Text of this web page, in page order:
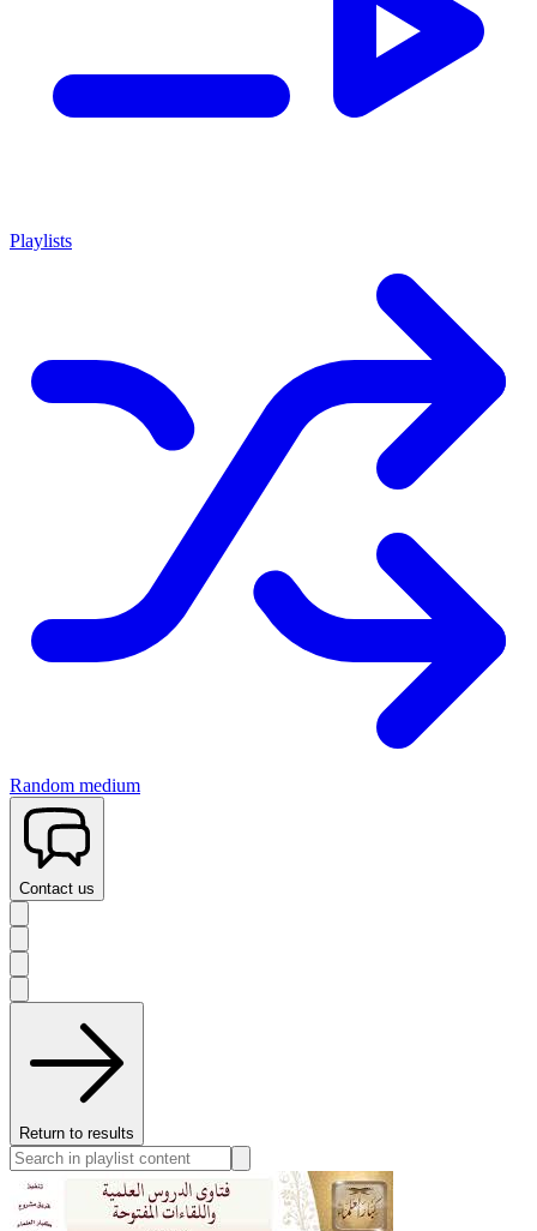
Playlists
Random medium
Contact us
Return to results